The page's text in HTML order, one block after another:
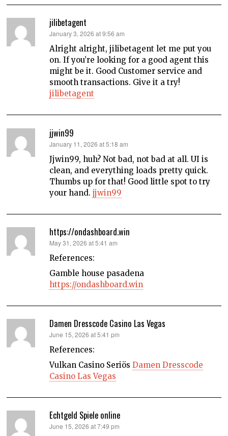
jilibetagent
says:
January 3, 2026 at 9:56 am
Alright alright, jilibetagent let me put you
on. If you’re looking for a good agent this
might be it. Good Customer service and
smooth transactions. Give it a try!
jilibetagent
jjwin99
says:
January 11, 2026 at 5:18 am
Jjwin99, huh? Not bad, not bad at all. UI is
clean, and everything loads pretty quick.
Thumbs up for that! Good little spot to try
your hand.jjwin99
https://ondashboard.win
says:
May 31, 2026 at 5:41 am
References:
Gamble house pasadena
https://ondashboard.win
Damen Dresscode Casino Las Vegas
says:
June 15, 2026 at 5:41 pm
References:
Vulkan Casino SeriösDamen Dresscode
Casino Las Vegas
Echtgeld Spiele online
says:
June 15, 2026 at 7:49 pm